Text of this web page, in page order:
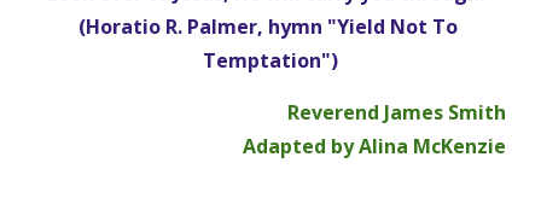
(Horatio R. Palmer, hymn "Yield Not To
Temptation")
Reverend James Smith
Adapted by Alina McKenzie